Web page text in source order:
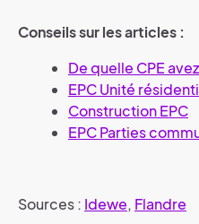
Conseils sur les articles :
De quelle CPE
EPC Unité
Construction EPC
EPC Parties
Sources : Idewe, Flandre